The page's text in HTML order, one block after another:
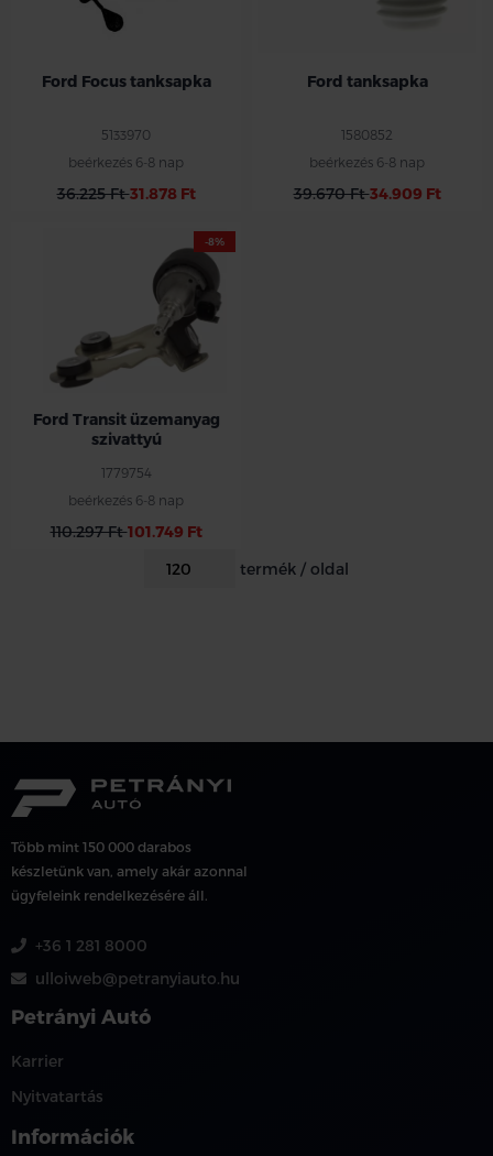
Ford Focus tanksapka
5133970
beérkezés 6-8 nap
36.225 Ft31.878 Ft
Ford tanksapka
1580852
beérkezés 6-8 nap
39.670 Ft34.909 Ft
-8%
Ford Transit üzemanyag
szivattyú
1779754
beérkezés 6-8 nap
110.297 Ft101.749 Ft
termék / oldal
Több mint 150 000 darabos
készletünk van, amely akár azonnal
ügyfeleink rendelkezésére áll.
+36 1 281 8000
ulloiweb@petranyiauto.hu
Petrányi Autó
Karrier
Nyitvatartás
Információk